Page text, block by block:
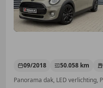
09/2018 50.058 km